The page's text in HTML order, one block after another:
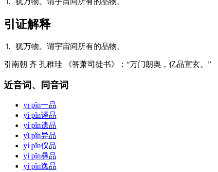
引证解释
⒈ 犹万物。谓宇宙间所有的品物。
引 南朝 齐 孔稚珪 《答萧司徒书》：“万门朗奥，亿品宣玄。”
近音词、同音词
yī pǐn一品
yì pǐn译品
yí pǐn遗品
yì pǐn异品
yí pǐn仪品
yí pǐn彝品
yì pǐn逸品